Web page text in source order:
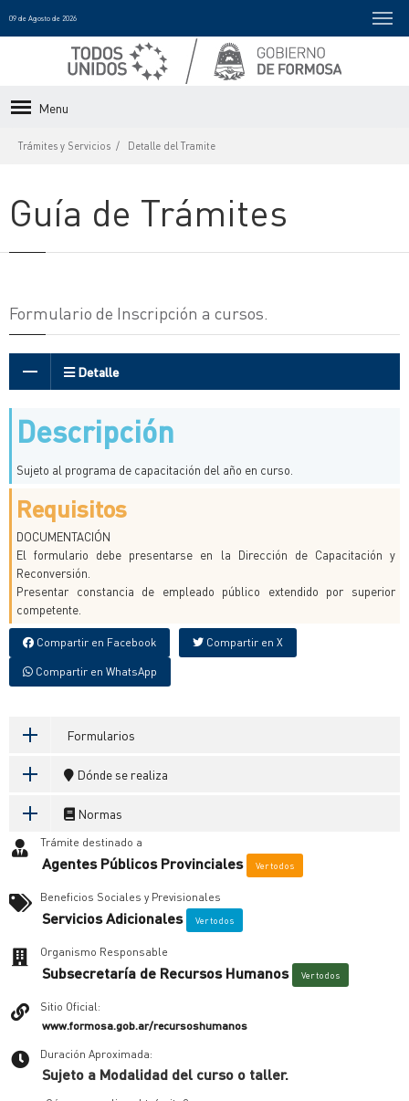
09 de Agosto de 2026
Menu
Trámites y Servicios Detalle del Tramite
Guía de Trámites
Formulario de Inscripción a cursos.
Detalle
Descripción
Sujeto al programa de capacitación del año en curso.
Requisitos
DOCUMENTACIÓN
El formulario debe presentarse en la Dirección de Capacitación y
Reconversión.
Presentar constancia de empleado público extendido por superior
competente.
Compartir en Facebook Compartir en X
Compartir en WhatsApp
Formularios
Dónde se realiza
Normas
Trámite destinado a
Agentes Públicos Provinciales Ver todos
Beneficios Sociales y Previsionales
Servicios Adicionales Ver todos
Organismo Responsable
Subsecretaría de Recursos Humanos Ver todos
Sitio Oficial:
www.formosa.gob.ar/recursoshumanos
Duración Aproximada:
Sujeto a Modalidad del curso o taller.